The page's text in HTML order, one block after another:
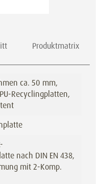
Produktmatrix
ca. 50 mm,
Recyclingplatten,
nach DIN EN 438,
mit 2-Komp.